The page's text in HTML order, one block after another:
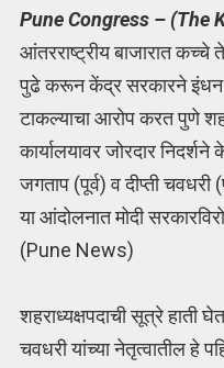
Pune Congress – (The
आंतरराष्ट्रीय बाजारात कच्चे
पुढे करून केंद्र सरकारने इंधन
टाकल्याचा आरोप करत पुणे
कार्यालयावर जोरदार
जगताप (पूर्व) व दीप्ती चवधरी
या आंदोलनात मोदी
(Pune News)
शहराध्यक्षपदाची सूत्रे हाती
चवधरी यांच्या नेतृत्वातील हे